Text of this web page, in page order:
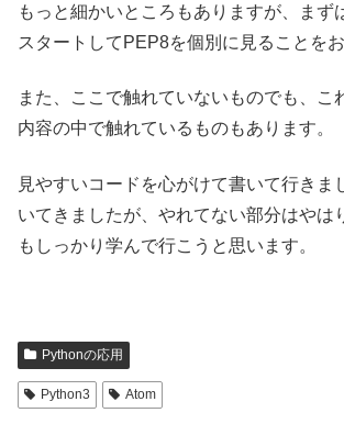
もっと細かいところもありますが、まず
スタートしてPEP8を個別に見ることを
また、ここで触れていないものでも、こ
内容の中で触れているものもあります。
見やすいコードを心がけて書いて行きま
いてきましたが、やれてない部分はやは
もしっかり学んで行こうと思います。
Pythonの応用
Python3 Atom